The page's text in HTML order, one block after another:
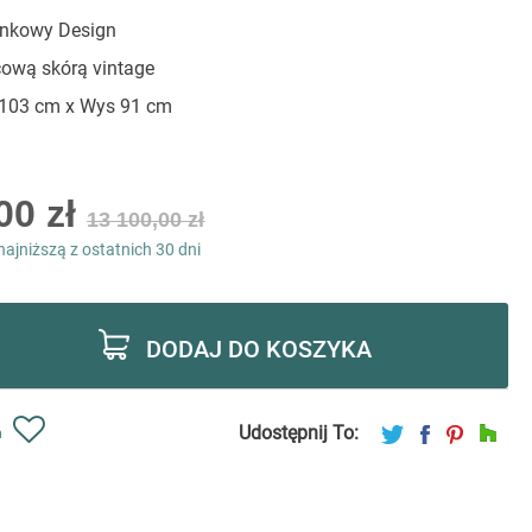
Design
skórą vintage
cm x Wys 91 cm
zł 13 100,00 zł
z ostatnich 30 dni
DODAJ DO KOSZYKA
Udostępnij To: